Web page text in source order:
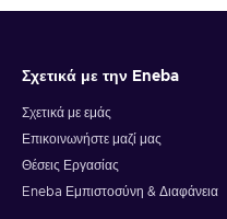
Note: You can choose
redeem your whole
you should give it up to 30
to arrive in your wallet.
Σχετικά με την Eneba
Σχετικά με εμάς
Επικοινωνήστε μαζί μας
Θέσεις Εργασίας
Eneba Εμπιστοσύνη & Διαφάνεια